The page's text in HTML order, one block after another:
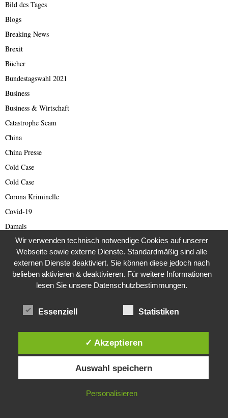
Bild des Tages
Blogs
Breaking News
Brexit
Bücher
Bundestagswahl 2021
Business
Business & Wirtschaft
Catastrophe Scam
China
China Presse
Cold Case
Cold Case
Corona Kriminelle
Covid-19
Damals
Darknet Reporter
Dating Scam
DDR
Der Darknetreporter
Deutschland
Diabetes
Dokumentationen
Diese Website verwendet Cookies. Durch die weitere Nutzung dieser
Website stimmst du der Verwendung von Cookies zu.
IN ORDNUNG
Wir verwenden technisch notwendige Cookies auf unserer
Webseite sowie externe Dienste. Standardmäßig sind alle
externen Dienste deaktiviert. Sie können diese jedoch nach
belieben aktivieren & deaktivieren. Für weitere Informationen
lesen Sie unsere Datenschutzbestimmungen.
Essenziell Statistiken
✓ Akzeptieren
Auswahl speichern
Personalisieren